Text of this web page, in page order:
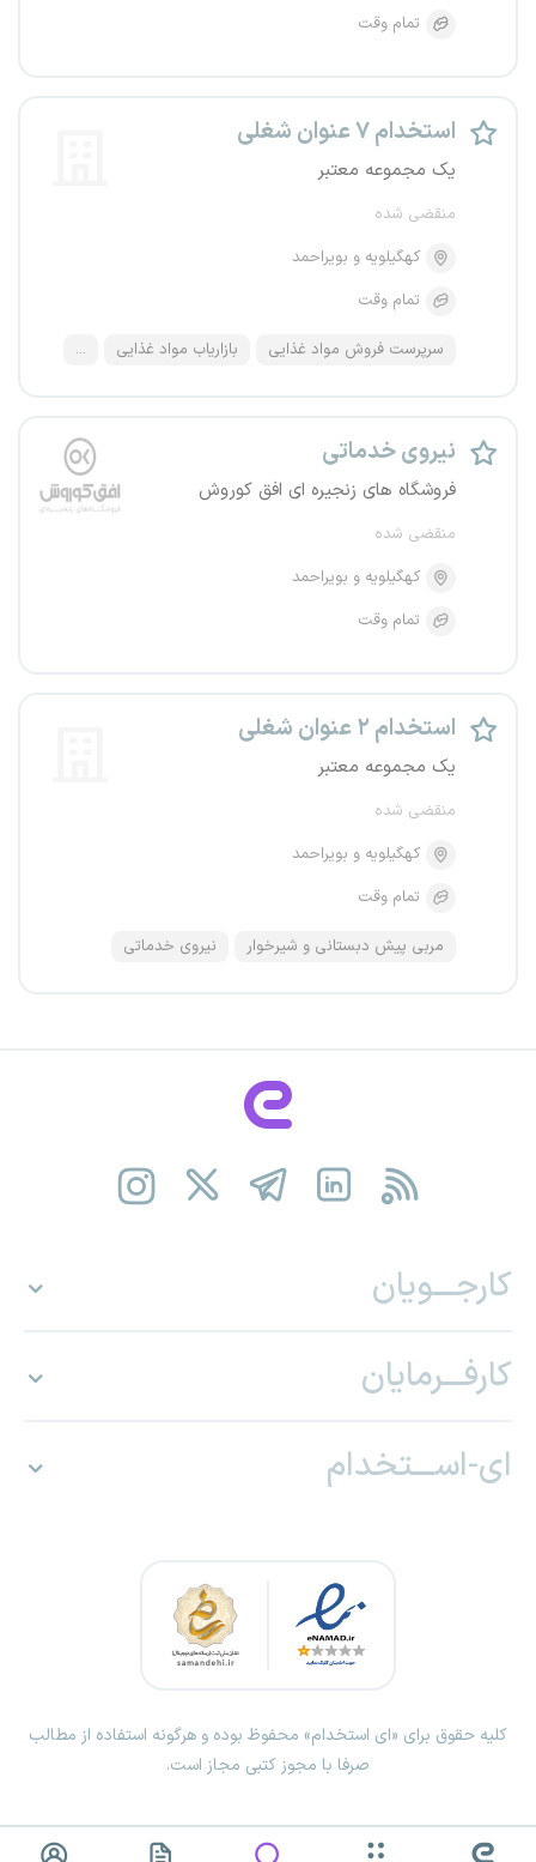
تمام وقت
استخدام ۷ عنوان شغلی
یک مجموعه معتبر
منقضی شده
کهگیلویه و بویراحمد
تمام وقت
سرپرست فروش مواد غذایی بازاریاب مواد غذایی ...
نیروی خدماتی
فروشگاه های زنجیره ای افق کوروش
منقضی شده
کهگیلویه و بویراحمد
تمام وقت
استخدام ۲ عنوان شغلی
یک مجموعه معتبر
منقضی شده
کهگیلویه و بویراحمد
تمام وقت
مربی پیش دبستانی و شیرخوار نیروی خدماتی
کارجـــویان
کارفـــرمایان
ای-اســـتخدام
کلیه حقوق برای «ای استخدام» محفوظ بوده و هرگونه استفاده از مطالب
صرفا با مجوز کتبی مجاز است.